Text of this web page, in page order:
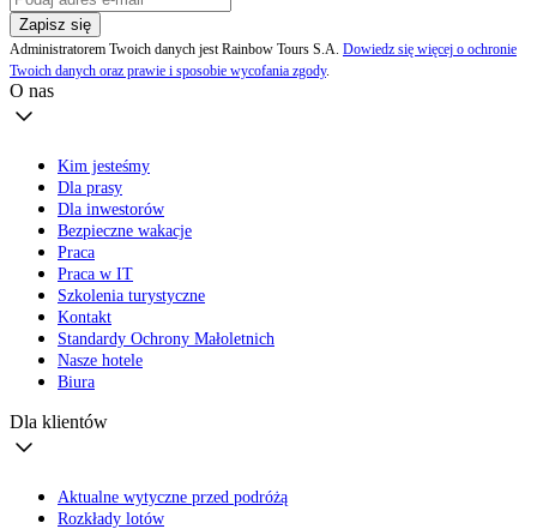
Zapisz się
Administratorem Twoich danych jest Rainbow Tours S.A. Dowiedz się więcej o ochronie
Twoich danych oraz prawie i sposobie wycofania zgody.
O nas
Kim jesteśmy
Dla prasy
Dla inwestorów
Bezpieczne wakacje
Praca
Praca w IT
Szkolenia turystyczne
Kontakt
Standardy Ochrony Małoletnich
Nasze hotele
Biura
Dla klientów
Aktualne wytyczne przed podróżą
Rozkłady lotów